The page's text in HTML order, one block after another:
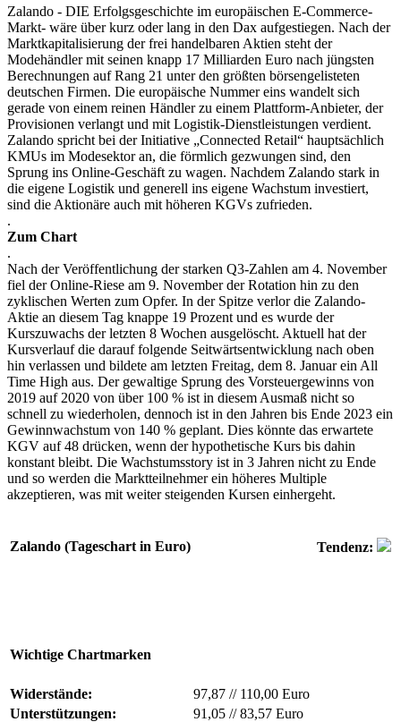
Zalando - DIE Erfolgsgeschichte im europäischen E-Commerce-
Markt- wäre über kurz oder lang in den Dax aufgestiegen. Nach der
Marktkapitalisierung der frei handelbaren Aktien steht der
Modehändler mit seinen knapp 17 Milliarden Euro nach jüngsten
Berechnungen auf Rang 21 unter den größten börsengelisteten
deutschen Firmen. Die europäische Nummer eins wandelt sich
gerade von einem reinen Händler zu einem Plattform-Anbieter, der
Provisionen verlangt und mit Logistik-Dienstleistungen verdient.
Zalando spricht bei der Initiative „Connected Retail“ hauptsächlich
KMUs im Modesektor an, die förmlich gezwungen sind, den
Sprung ins Online-Geschäft zu wagen. Nachdem Zalando stark in
die eigene Logistik und generell ins eigene Wachstum investiert,
sind die Aktionäre auch mit höheren KGVs zufrieden.
.
Zum Chart
.
Nach der Veröffentlichung der starken Q3-Zahlen am 4. November
fiel der Online-Riese am 9. November der Rotation hin zu den
zyklischen Werten zum Opfer. In der Spitze verlor die Zalando-
Aktie an diesem Tag knappe 19 Prozent und es wurde der
Kurszuwachs der letzten 8 Wochen ausgelöscht. Aktuell hat der
Kursverlauf die darauf folgende Seitwärtsentwicklung nach oben
hin verlassen und bildete am letzten Freitag, dem 8. Januar ein All
Time High aus. Der gewaltige Sprung des Vorsteuergewinns von
2019 auf 2020 von über 100 % ist in diesem Ausmaß nicht so
schnell zu wiederholen, dennoch ist in den Jahren bis Ende 2023 ein
Gewinnwachstum von 140 % geplant. Dies könnte das erwartete
KGV auf 48 drücken, wenn der hypothetische Kurs bis dahin
konstant bleibt. Die Wachstumsstory ist in 3 Jahren nicht zu Ende
und so werden die Marktteilnehmer ein höheres Multiple
akzeptieren, was mit weiter steigenden Kursen einhergeht.
Zalando (Tageschart in Euro) Tendenz:
Wichtige Chartmarken
Widerstände: 97,87 //110,00 Euro
Unterstützungen:
91,05 //83,57 Euro